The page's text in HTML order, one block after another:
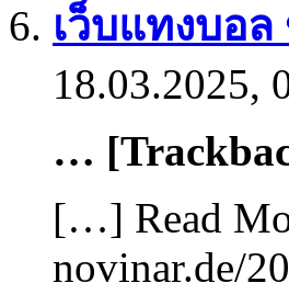
เว็บแทงบอล
18.03.2025,
…
[…] Read
novinar.de/